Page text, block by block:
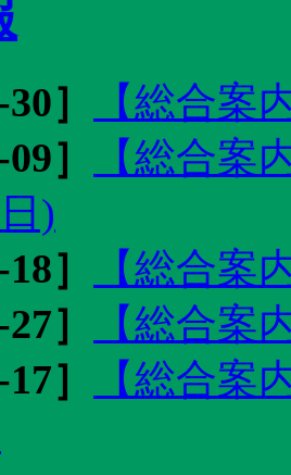
］
【総合
］
【総合
)
］
【総合案
］
【総合案
］
【総合